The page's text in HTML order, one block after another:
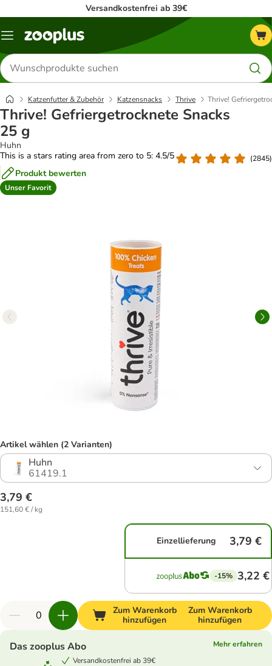
Versandkostenfrei ab 39€
Menü
Produkte
suchen
Katzenfutter & Zubehör Katzensnacks Thrive Thrive!
Thrive! Gefriergetrocknete Snacks
25 g
Huhn
This is a stars rating area from zero to 5: 4.5/5
(2845)
Produkt bewerten
Unser Favorit
Artikel wählen (2 Varianten)
Huhn
61419.1
3,79 €
151,60 € / kg
Einzellieferung 3,79 €
-15% 3,22 €
Zum Warenkorb
hinzufügen
Zum Warenkorb
hinzufügen
Das zooplus Abo
Mehr erfahren
Versandkostenfrei ab 39€